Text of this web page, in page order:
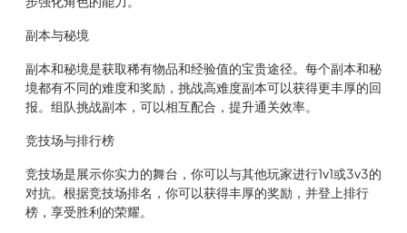
副本与秘境
副本和秘境是获取稀有物品和经验值的宝贵途径。每个副本和秘
境都有不同的难度和奖励，挑战高难度副本可以获得更丰厚的回
报。组队挑战副本，可以相互配合，提升通关效率。
竞技场与排行榜
竞技场是展示你实力的舞台，你可以与其他玩家进行1v1或3v3的
对抗。根据竞技场排名，你可以获得丰厚的奖励，并登上排行
榜，享受胜利的荣耀。